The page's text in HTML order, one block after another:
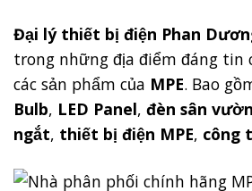
Đại lý thiết bị điện Phan
trong những địa điểm đáng tin
các sản phẩm của MPE. Bao
Bulb, LED Panel, đèn sân vườn
ngắt, thiết bị điện MPE, công